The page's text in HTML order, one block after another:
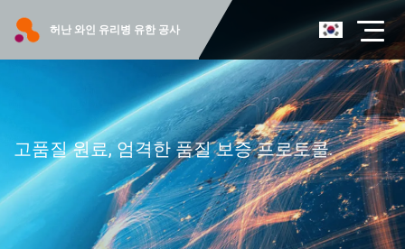
허난 와인 유리병 유한 공사
고품질 원료, 엄격한 품질 보증 프로토콜.